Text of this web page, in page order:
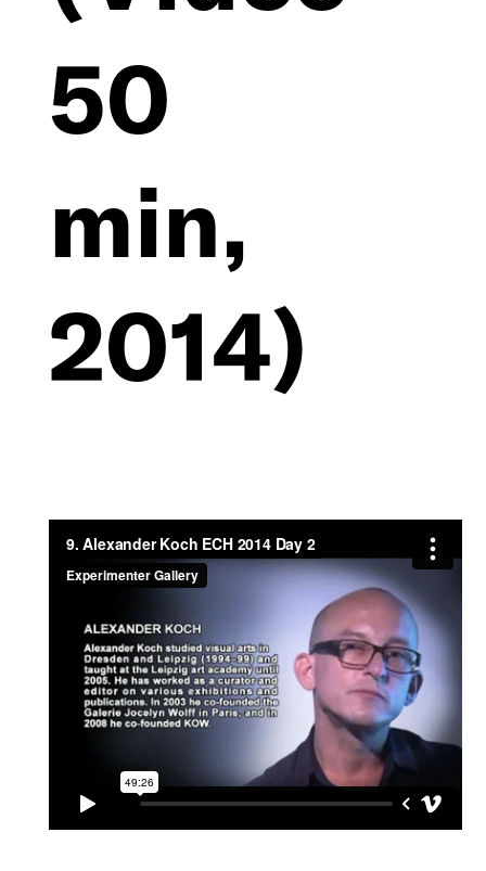
Datenschutz
50
min,
2014)